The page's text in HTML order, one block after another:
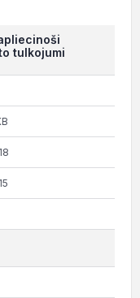
tulkojumi